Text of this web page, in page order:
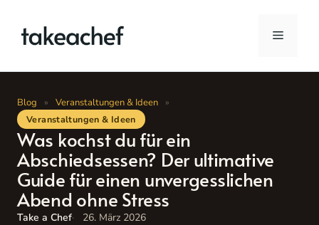
Inhalt
springen
Menü
Blog » Veranstaltungen & Ideen »
Veranstaltungen & Ideen
Was kochst du für ein
Abschiedsessen? Der ultimative
Guide für einen unvergesslichen
Abend ohne Stress
Take a Chef 26. März 2026